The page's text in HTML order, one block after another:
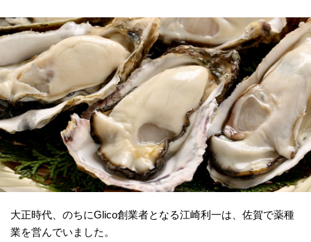
大正時代、のちにGlico創業者となる江崎利一は、佐賀で薬種
業を営んでいました。